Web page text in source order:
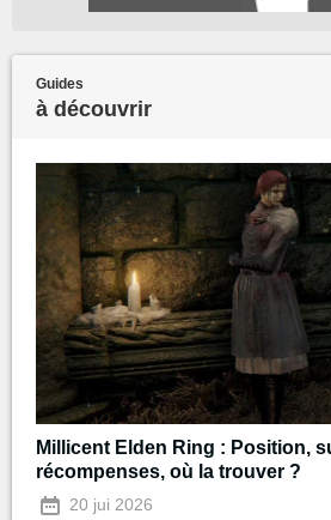
Guides
à découvrir
Millicent Elden Ring : Position,
récompenses, où la trouver ?
20 jui 2026